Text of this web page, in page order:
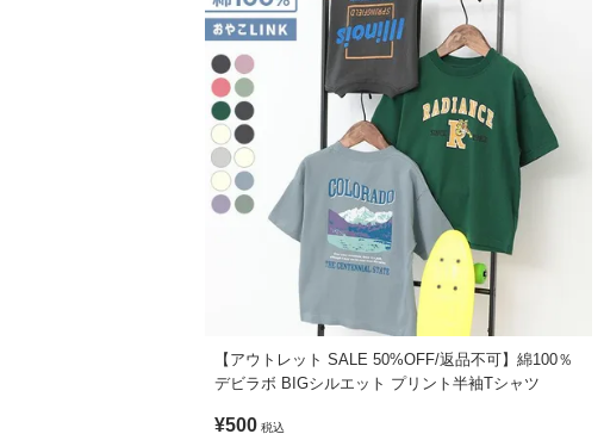
【アウトレット SALE 50%OFF/返品不可】綿100％
デビラボ BIGシルエット プリント半袖Tシャツ
¥500 税込